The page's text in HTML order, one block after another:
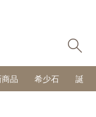
商品 希少石 誕生